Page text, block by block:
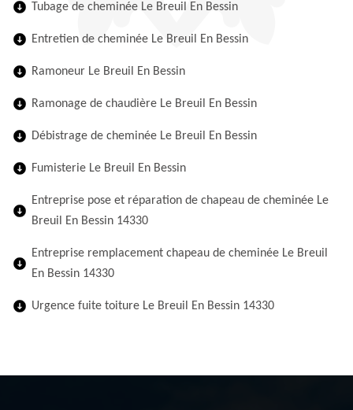
Tubage de cheminée Le Breuil En Bessin
Entretien de cheminée Le Breuil En Bessin
Ramoneur Le Breuil En Bessin
Ramonage de chaudière Le Breuil En Bessin
Débistrage de cheminée Le Breuil En Bessin
Fumisterie Le Breuil En Bessin
Entreprise pose et réparation de chapeau de cheminée Le
Breuil En Bessin 14330
Entreprise remplacement chapeau de cheminée Le Breuil
En Bessin 14330
Urgence fuite toiture Le Breuil En Bessin 14330